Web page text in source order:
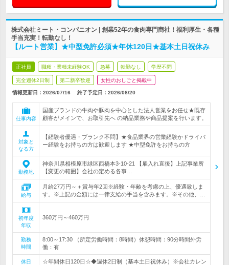
株式会社ミート・コンパニオン | 創業52年の食肉専門商社！福利厚生・各種
手当充実！転勤なし！
【ルート営業】★中型免許必須★年休120日★基本土日祝休み
正社員 職種・業種未経験OK 急募 転勤なし 学歴不問
完全週休2日制 第二新卒歓迎 女性のおしごと掲載中
情報更新日：2026/07/16 終了予定日： 2026/08/20
仕事内容
国産ブランドの牛肉や豚肉を中心とした法人営業をお任せ★既存
顧客がメインで、お取引先へ の納品業務や商品提案を行います。
対象と
なる方
【経験者優遇・ブランク不問】★食品業界の営業経験かドライバ
ー経験をお持ちの方は歓迎します ★中型免許をお持ちの方
勤務地
神奈川県相模原市緑区西橋本3-10-21 【雇入れ直後】上記事業所
【変更の範囲】会社の定める各事…
給与
月給27万円～＋賞与年2回※経験・年齢を考慮の上、優遇致しま
す。※上記の金額には一律支給の手当を含みます。※その他、…
初年度
年収
360万円～460万円
勤務
時間
8:00～17:30 （所定労働時間：8時間）休憩時間：90分時間外労
働：有
休日
☆年間休日120日☆◆週休2日制（基本土日祝休み）※会社カレン